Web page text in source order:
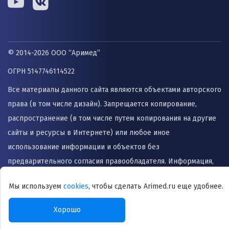
© 2014-2026 ООО “Аримед”
ОГРН 5147746114522
Все материалы данного сайта являются объектами авторского
права (в том числе дизайн). Запрещается копирование,
распространение (в том числе путем копирования на другие
сайты и ресурсы в Интернете) или любое иное
использование информации и объектов без
предварительного согласия правообладателя. Информация,
может быть использована для назначения лечения и
Мы используем cookies, чтобы сделать Arimed.ru еще удобнее.
Хорошо